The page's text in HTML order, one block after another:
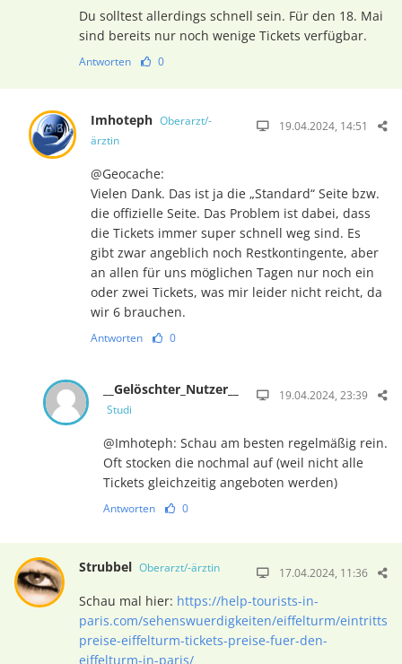
Du solltest allerdings schnell sein. Für den 18. Mai
sind bereits nur noch wenige Tickets verfügbar.
Antworten 0
Imhoteph Oberarzt/-
ärztin
19.04.2024, 14:51
@Geocache:
Vielen Dank. Das ist ja die „Standard“ Seite bzw.
die offizielle Seite. Das Problem ist dabei, dass
die Tickets immer super schnell weg sind. Es
gibt zwar angeblich noch Restkontingente, aber
an allen für uns möglichen Tagen nur noch ein
oder zwei Tickets, was mir leider nicht reicht, da
wir 6 brauchen.
Antworten 0
__Gelöschter_Nutzer__
Studi
19.04.2024, 23:39
@Imhoteph: Schau am besten regelmäßig rein.
Oft stocken die nochmal auf (weil nicht alle
Tickets gleichzeitig angeboten werden)
Antworten 0
Strubbel Oberarzt/-ärztin 17.04.2024, 11:36
Schau mal hier: https://help-tourists-in-
paris.com/sehenswuerdigkeiten/eiffelturm/eintritts
preise-eiffelturm-tickets-preise-fuer-den-
eiffelturm-in-paris/